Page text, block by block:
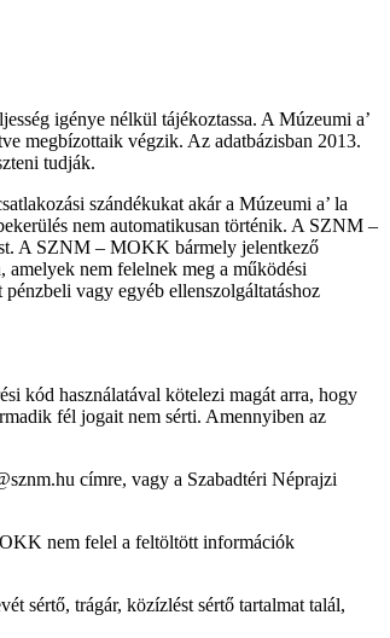
igénye nélkül tájékoztassa. A Múzeumi a’
megbízottaik végzik. Az adatbázisban 2013.
tudják.
szándékukat akár a Múzeumi a’ la
nem automatikusan történik. A SZNM –
A SZNM – MOKK bármely jelentkező
amelyek nem felelnek meg a működési
vagy egyéb ellenszolgáltatáshoz
kód használatával kötelezi magát arra, hogy
fél jogait nem sérti. Amennyiben az
címre, vagy a Szabadtéri Néprajzi
nem felel a feltöltött információk
sértő, trágár, közízlést sértő tartalmat talál,